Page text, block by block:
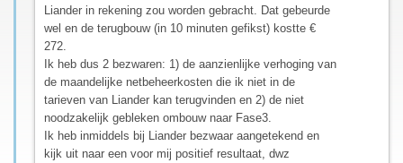
Liander in rekening zou worden gebracht. Dat gebeurde
wel en de terugbouw (in 10 minuten gefikst) kostte €
272.
Ik heb dus 2 bezwaren: 1) de aanzienlijke verhoging van
de maandelijke netbeheerkosten die ik niet in de
tarieven van Liander kan terugvinden en 2) de niet
noodzakelijk gebleken ombouw naar Fase3.
Ik heb inmiddels bij Liander bezwaar aangetekend en
kijk uit naar een voor mij positief resultaat, dwz